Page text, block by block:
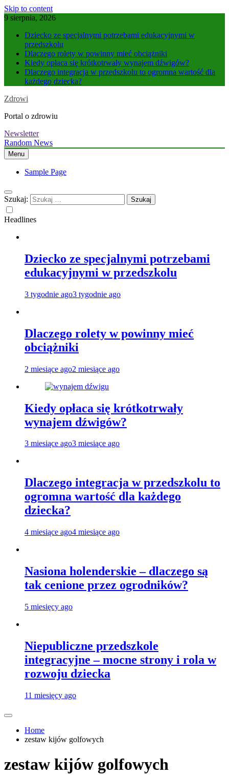
Skip to content
9 sierpnia, 2026
Dziecko ze specjalnymi potrzebami edukacyjnymi w
przedszkolu
Dlaczego rolety w powinny mieć obciążniki
Kiedy opłaca się krótkotrwały wynajem dźwigów?
Dlaczego integracja w przedszkolu to ogromna wartość dla
każdego dziecka?
Zdrowi
Portal o zdrowiu
Newsletter
Random News
Menu
Sample Page
Szukaj:
Headlines
Dziecko ze specjalnymi potrzebami
edukacyjnymi w przedszkolu
3 tygodnie ago3 tygodnie ago
Dlaczego rolety w powinny mieć
obciążniki
2 miesiące ago2 miesiące ago
Kiedy opłaca się krótkotrwały
wynajem dźwigów?
3 miesiące ago3 miesiące ago
Dlaczego integracja w przedszkolu to
ogromna wartość dla każdego
dziecka?
4 miesiące ago4 miesiące ago
Nasiona holenderskie – dlaczego są
tak cenione przez ogrodników?
5 miesięcy ago
Niepubliczne przedszkole
integracyjne – mocne strony i rola w
rozwoju dziecka
11 miesięcy ago
Home
zestaw kijów golfowych
zestaw kijów golfowych